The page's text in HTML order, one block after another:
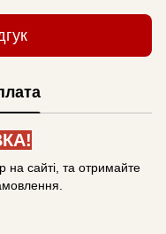
на сайті, та отримайте